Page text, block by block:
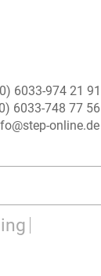
6033-974 21 91
6033-748 77 56
online.de